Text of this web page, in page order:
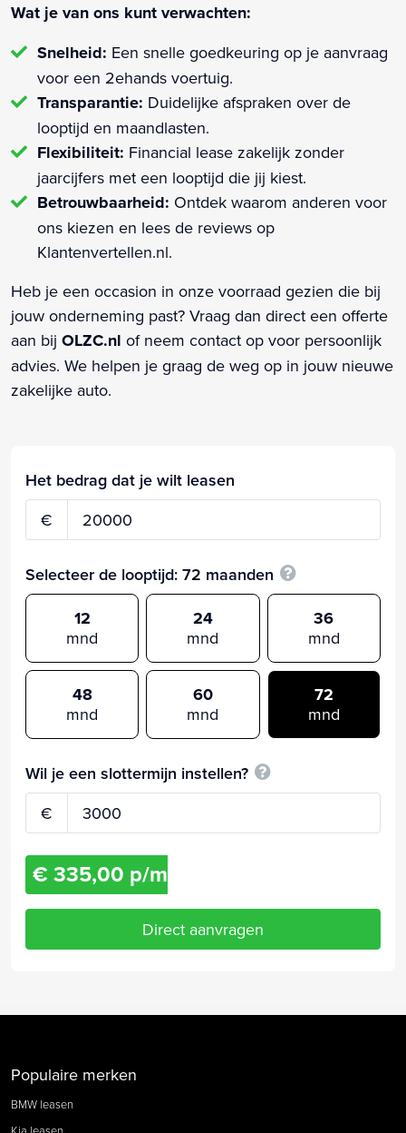
Wat je van ons kunt verwachten:
Snelheid: Een snelle goedkeuring op je aanvraag
voor een 2ehands voertuig.
Transparantie: Duidelijke afspraken over de
looptijd en maandlasten.
Flexibiliteit: Financial lease zakelijk zonder
jaarcijfers met een looptijd die jij kiest.
Betrouwbaarheid: Ontdek waarom anderen voor
ons kiezen en lees de reviews op
Klantenvertellen.nl.
Heb je een occasion in onze voorraad gezien die bij
jouw onderneming past? Vraag dan direct een offerte
aan bij OLZC.nl of neem contact op voor persoonlijk
advies. We helpen je graag de weg op in jouw nieuwe
zakelijke auto.
Het bedrag dat je wilt leasen
€
Selecteer de looptijd: 72 maanden
12
mnd
24
mnd
36
mnd
48
mnd
60
mnd
72
mnd
Wil je een slottermijn instellen?
€
€ 335,00 p/m
Direct aanvragen
Populaire merken
BMW leasen